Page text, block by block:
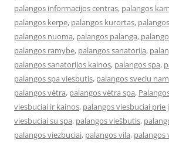
palangos informacijos centras, palangos
palangos kerpe, palangos kurortas,
palangos nuoma, palangos palanga,
palangos ramybe, palangos sanatorija,
palangos sanatorijos kainos, palangos spa,
palangos spa viesbutis, palangos sveciu
palangos vėtra, palangos vėtra spa,
viesbuciai ir kainos, palangos viesbuciai prie
viesbuciai su spa, palangos viešbutis,
palangos viezbuciai, palangos vila, palangos